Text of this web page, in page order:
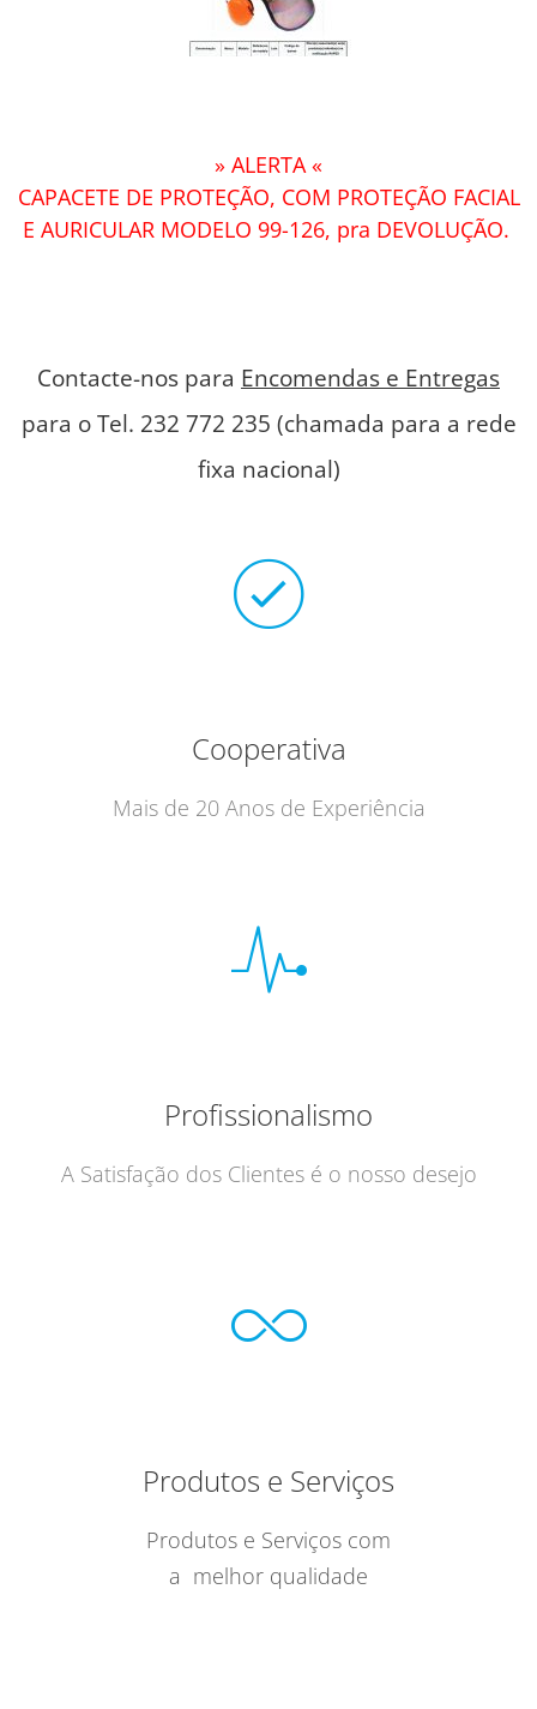
» ALERTA «
CAPACETE DE PROTEÇÃO, COM PROTEÇÃO FACIAL
E AURICULAR MODELO 99-126, pra DEVOLUÇÃO.
Contacte-nos para Encomendas e Entregas
para o Tel. 232 772 235 (chamada para a rede
fixa nacional)
Cooperativa
Mais de 20 Anos de Experiência
Profissionalismo
A Satisfação dos Clientes é o nosso desejo
Produtos e Serviços
Produtos e Serviços com
a melhor qualidade